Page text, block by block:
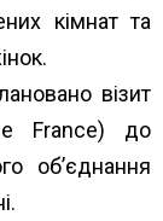
кімнат та
візит
France) до
об’єднання